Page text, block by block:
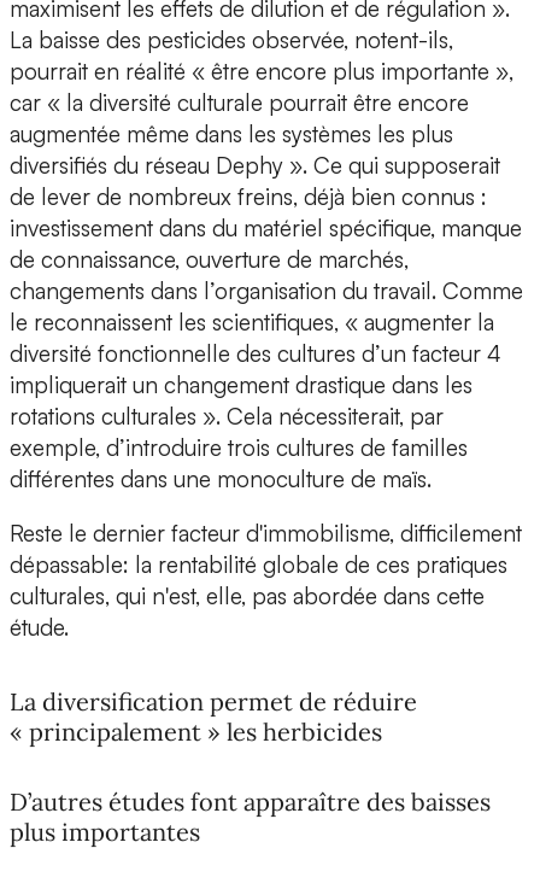
maximisent les effets de dilution et de régulation ».
La baisse des pesticides observée, notent-ils,
pourrait en réalité « être encore plus importante »,
car « la diversité culturale pourrait être encore
augmentée même dans les systèmes les plus
diversifiés du réseau Dephy ». Ce qui supposerait
de lever de nombreux freins, déjà bien connus :
investissement dans du matériel spécifique, manque
de connaissance, ouverture de marchés,
changements dans l’organisation du travail. Comme
le reconnaissent les scientifiques, « augmenter la
diversité fonctionnelle des cultures d’un facteur 4
impliquerait un changement drastique dans les
rotations culturales ». Cela nécessiterait, par
exemple, d’introduire trois cultures de familles
différentes dans une monoculture de maïs.
Reste le dernier facteur d'immobilisme, difficilement
dépassable: la rentabilité globale de ces pratiques
culturales, qui n'est, elle, pas abordée dans cette
étude.
La diversification permet de réduire
« principalement » les herbicides
D’autres études font apparaître des baisses
plus importantes